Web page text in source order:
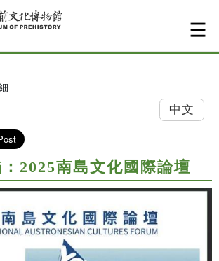
中文
2025南島文化國際論壇